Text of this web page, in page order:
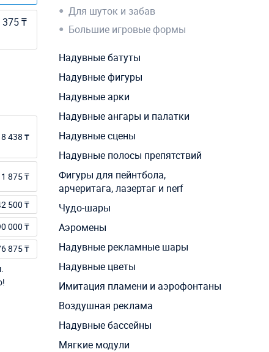
375 ₸
8 438 ₸
875 ₸
500 ₸
000 ₸
875 ₸
Для шуток и забав
Большие игровые формы
Надувные батуты
Надувные фигуры
Надувные арки
Надувные ангары и палатки
Надувные сцены
Надувные полосы препятствий
Фигуры для пейнтбола,
арчеритага, лазертаг и nerf
Чудо-шары
Аэромены
Надувные рекламные шары
Надувные цветы
Имитация пламени и аэрофонтаны
Воздушная реклама
Надувные бассейны
Мягкие модули